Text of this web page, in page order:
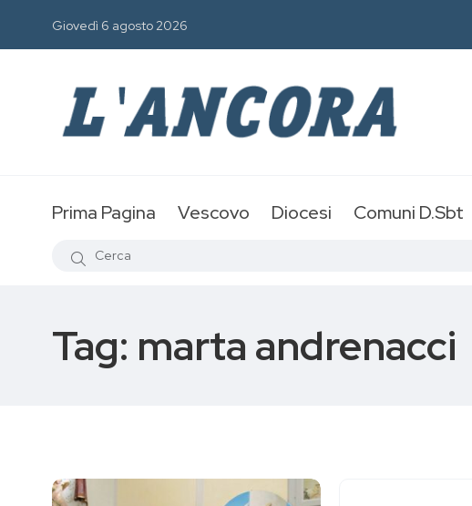
Giovedì 6 agosto 2026
Prima Pagina Vescovo Diocesi Comuni D.Sbt
Tag: marta andrenacci